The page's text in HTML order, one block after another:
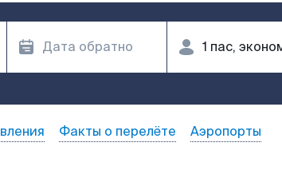
Факты о перелёте Аэропорты